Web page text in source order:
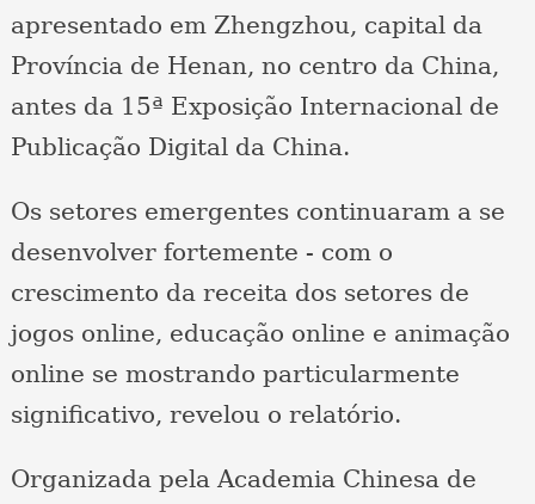
apresentado em Zhengzhou, capital da
Província de Henan, no centro da China,
antes da 15ª Exposição Internacional de
Publicação Digital da China.
Os setores emergentes continuaram a se
desenvolver fortemente - com o
crescimento da receita dos setores de
jogos online, educação online e animação
online se mostrando particularmente
significativo, revelou o relatório.
Organizada pela Academia Chinesa de